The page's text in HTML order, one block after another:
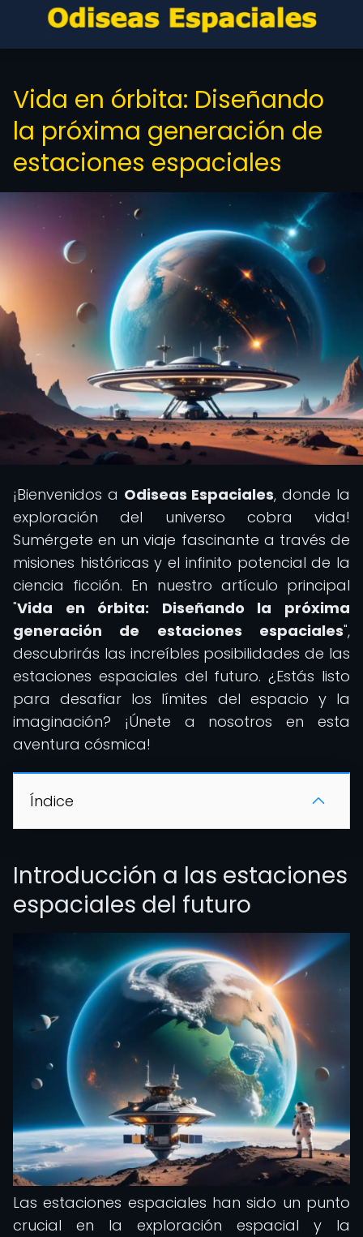
Vida en órbita: Diseñando
la próxima generación de
estaciones espaciales
¡Bienvenidos a Odiseas Espaciales, donde la
exploración del universo cobra vida!
Sumérgete en un viaje fascinante a través de
misiones históricas y el infinito potencial de la
ciencia ficción. En nuestro artículo principal
"Vida en órbita: Diseñando la próxima
generación de estaciones espaciales",
descubrirás las increíbles posibilidades de las
estaciones espaciales del futuro. ¿Estás listo
para desafiar los límites del espacio y la
imaginación? ¡Únete a nosotros en esta
aventura cósmica!
Índice
Introducción a las estaciones
espaciales del futuro
Las estaciones espaciales han sido un punto
crucial en la exploración espacial y la